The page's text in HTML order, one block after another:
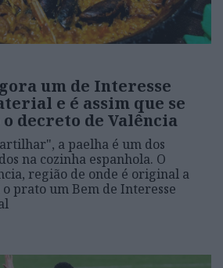
um de Interesse
e é assim que se
o decreto de Valência
a paelha é um dos
na cozinha espanhola. O
região de onde é original a
prato um Bem de Interesse